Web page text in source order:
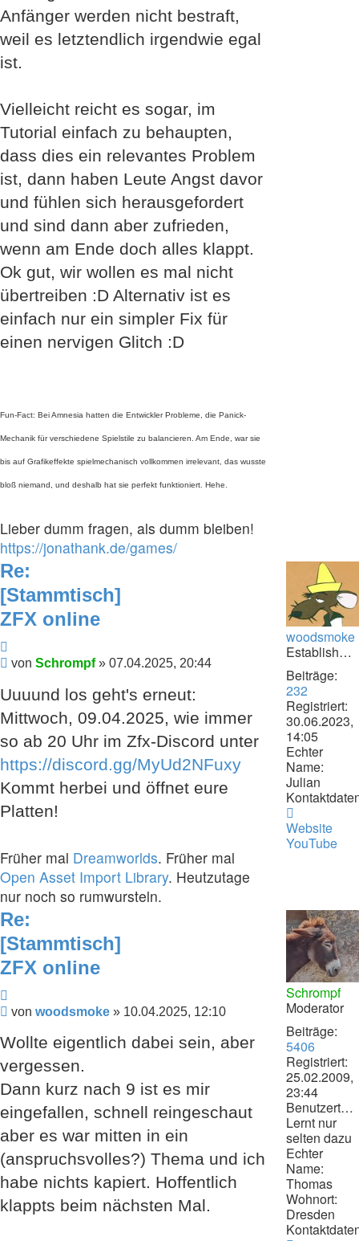
Anfänger werden nicht bestraft,
weil es letztendlich irgendwie egal
ist.
Vielleicht reicht es sogar, im
Tutorial einfach zu behaupten,
dass dies ein relevantes Problem
ist, dann haben Leute Angst davor
und fühlen sich herausgefordert
und sind dann aber zufrieden,
wenn am Ende doch alles klappt.
Ok gut, wir wollen es mal nicht
übertreiben :D Alternativ ist es
einfach nur ein simpler Fix für
einen nervigen Glitch :D
Fun-Fact: Bei Amnesia hatten die Entwickler Probleme, die Panick-
Mechanik für verschiedene Spielstile zu balancieren. Am Ende, war sie
bis auf Grafikeffekte spielmechanisch vollkommen irrelevant, das wusste
bloß niemand, und deshalb hat sie perfekt funktioniert. Hehe.
Lieber dumm fragen, als dumm bleiben!
https://jonathank.de/games/
Re:
[Stammtisch]
ZFX online
Beitrag
von Schrompf» 07.04.2025, 20:44
Uuuund los geht's erneut:
Mittwoch, 09.04.2025, wie immer
so ab 20 Uhr im Zfx-Discord unter
https://discord.gg/MyUd2NFuxy
Kommt herbei und öffnet eure
Platten!
Früher mal Dreamworlds. Früher mal
Open Asset Import Library. Heutzutage
nur noch so rumwursteln.
woodsmoke
Establishment
Beiträge:
232
Registriert:
30.06.2023,
14:05
Echter
Name:
Julian
von
Website
YouTube
Re:
[Stammtisch]
ZFX online
Beitrag
von woodsmoke » 10.04.2025, 12:10
Wollte eigentlich dabei sein, aber
vergessen.
Dann kurz nach 9 ist es mir
eingefallen, schnell reingeschaut
aber es war mitten in ein
(anspruchsvolles?) Thema und ich
habe nichts kapiert. Hoffentlich
klappts beim nächsten Mal.
Schrompf
Moderator
Beiträge:
5406
Registriert:
25.02.2009,
23:44
Benutzertext:
Lernt nur
selten dazu
Echter
Name:
Thomas
Wohnort:
Dresden